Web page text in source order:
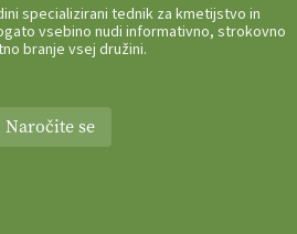
specializirani tednik za kmetijstvo in
vsebino nudi informativno, strokovno
branje vsej družini.
Naročite se